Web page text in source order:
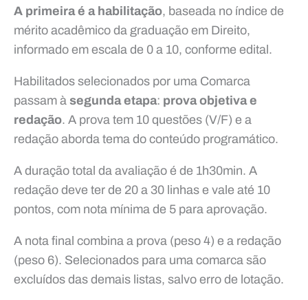
A primeira é a habilitação, baseada no índice de
mérito acadêmico da graduação em Direito,
informado em escala de 0 a 10, conforme edital.
Habilitados selecionados por uma Comarca
passam à segunda etapa: prova objetiva e
redação. A prova tem 10 questões (V/F) e a
redação aborda tema do conteúdo programático.
A duração total da avaliação é de 1h30min. A
redação deve ter de 20 a 30 linhas e vale até 10
pontos, com nota mínima de 5 para aprovação.
A nota final combina a prova (peso 4) e a redação
(peso 6). Selecionados para uma comarca são
excluídos das demais listas, salvo erro de lotação.